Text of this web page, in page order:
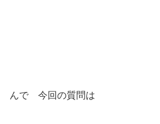
んで 今回の質問は